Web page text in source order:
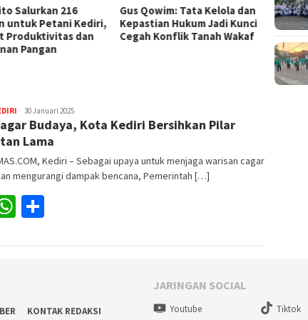
Salurkan 216
untuk Petani Kediri,
Produktivitas dan
Pangan
Gus Qowim: Tata Kelola dan
Kepastian Hukum Jadi Kunci
Cegah Konflik Tanah Wakaf
Mas
Sosial
Redaksi
30 Januari 2025
Budaya, Kota Kediri Bersihkan Pilar
Lama
Kediri – Sebagai upaya untuk menjaga warisan cagar
mengurangi dampak bencana, Pemerintah […]
WhatsApp
KONTAK REDAKSI
JARINGAN SOCIAL
Youtube Tiktok